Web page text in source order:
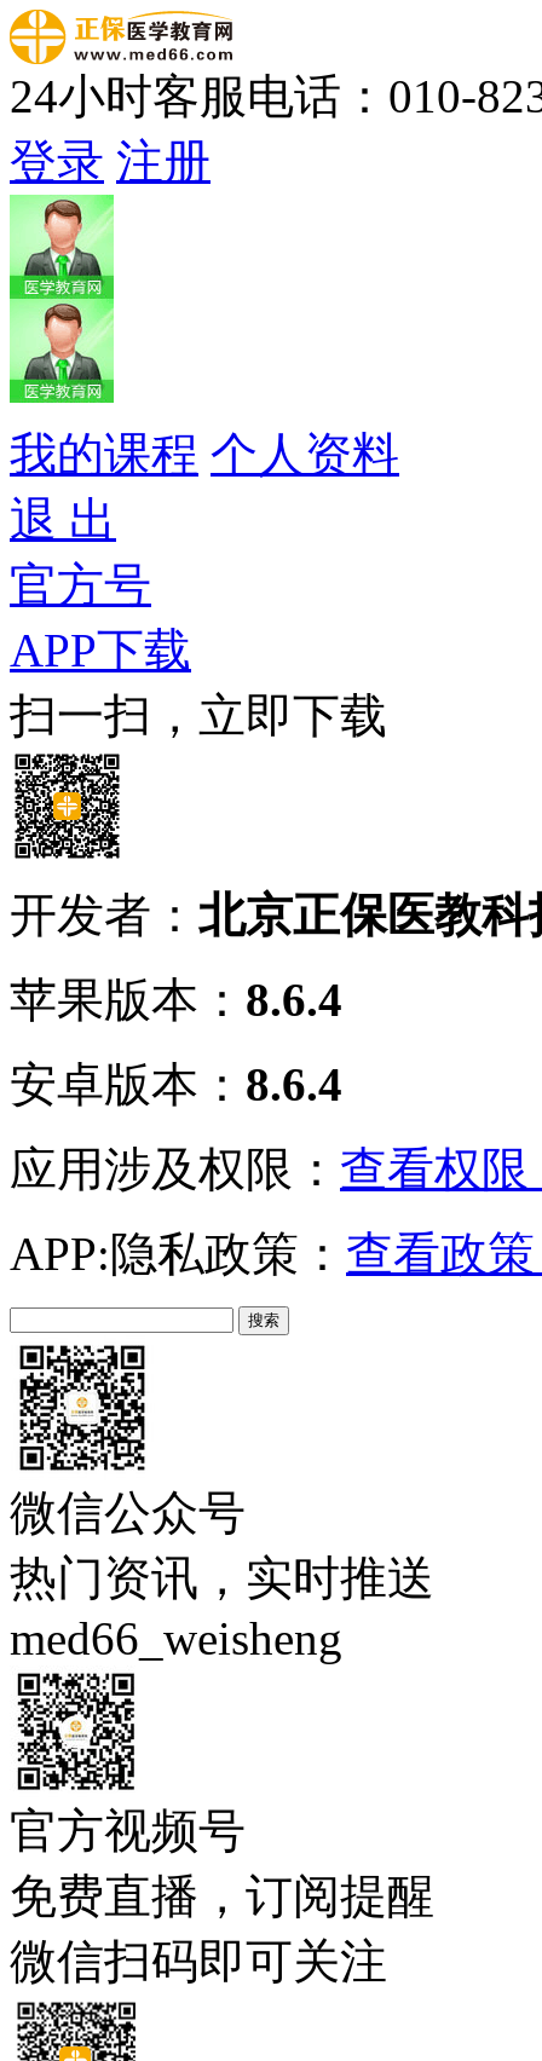
24小时客服电话：010-
登录 注册
我的课程 个人资料
退 出
官方号
APP下载
扫一扫，立即下载
开发者： 北京正保医教
苹果版本： 8.6.4
安卓版本： 8.6.4
应用涉及权限： 查看权限
APP:隐私政策： 查看政
微信公众号
热门资讯，实时推送
med66_weisheng
官方视频号
免费直播，订阅提醒
微信扫码即可关注